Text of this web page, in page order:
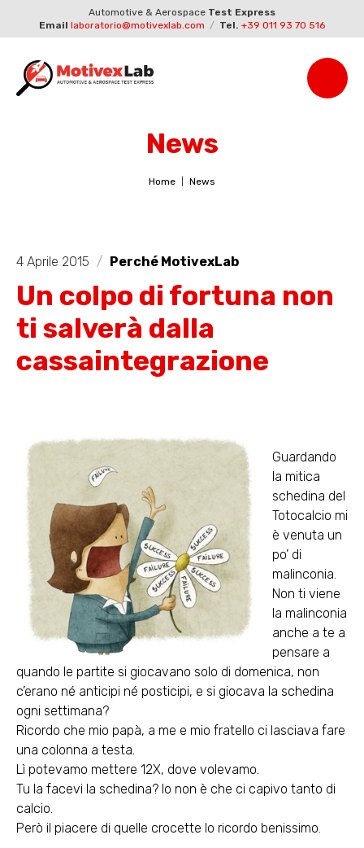
Automotive & Aerospace Test Express
Email laboratorio@motivexlab.com / Tel. +39 011 93 70 516
News
Home News
4 Aprile 2015 / Perché MotivexLab
Un colpo di fortuna non
ti salverà dalla
cassaintegrazione
Guardando
la mitica
schedina del
Totocalcio mi
è venuta un
po’ di
malinconia.
Non ti viene
la malinconia
anche a te a
pensare a
quando le partite si giocavano solo di domenica, non
c’erano né anticipi né posticipi, e si giocava la schedina
ogni settimana?
Ricordo che mio papà, a me e mio fratello ci lasciava fare
una colonna a testa.
Lì potevamo mettere 12X, dove volevamo.
Tu la facevi la schedina? Io non è che ci capivo tanto di
calcio.
Però il piacere di quelle crocette lo ricordo benissimo.